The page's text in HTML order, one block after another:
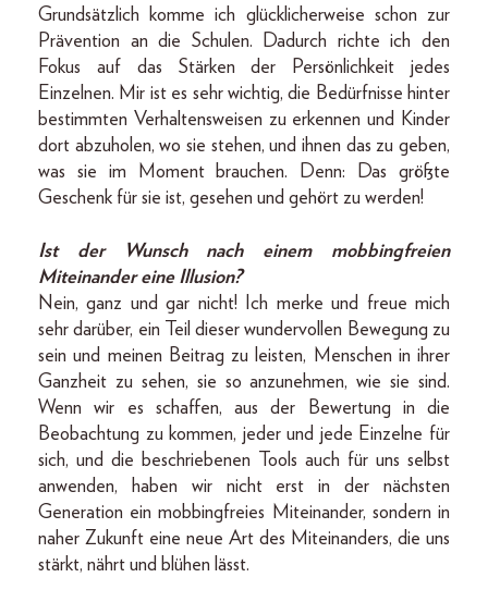
Grundsätzlich komme ich glücklicher­weise schon zur
Prävention an die Schulen. Dadurch richte ich den
Fokus auf das Stärken der Persönlichkeit jedes
Einzelnen. Mir ist es sehr wichtig, die Bedürfnisse hinter
bestimmten Verhaltensweisen zu erkennen und Kinder
dort abzuholen, wo sie stehen, und ihnen das zu geben,
was sie im Moment brauchen. Denn: Das größte
Geschenk für sie ist, gesehen und gehört zu werden!
Ist der Wunsch nach einem mobbingfreien
Miteinander eine Illusion?
Nein, ganz und gar nicht! Ich merke und freue mich
sehr darüber, ein Teil dieser wundervollen Bewegung zu
sein und meinen Beitrag zu leisten, Menschen in ihrer
Ganzheit zu sehen, sie so anzunehmen, wie sie sind.
Wenn wir es schaffen, aus der Bewertung in die
Beobachtung zu kommen, jeder und jede Einzelne für
sich, und die beschriebenen Tools auch für uns selbst
anwenden, haben wir nicht erst in der nächsten
Generation ein mobbingfreies Miteinander, sondern in
naher Zukunft eine neue Art des Miteinanders, die uns
stärkt, nährt und blühen lässt.